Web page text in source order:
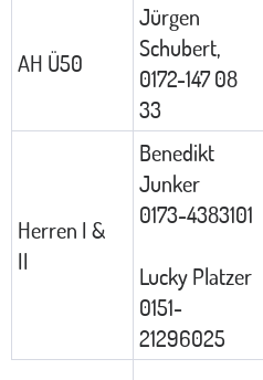
AH Ü50
Jürgen
Schubert,
0172-147 08
33
Herren I &
II
Benedikt
Junker
0173-4383101
Lucky Platzer
0151-
21296025